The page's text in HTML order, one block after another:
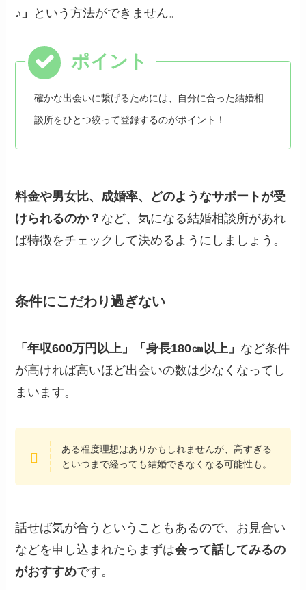
♪」 という方法ができません。
確かな出会いに繋げるためには、自分に合った結婚相
談所をひとつ絞って登録するのがポイント！
料金や男女比、成婚率、どのようなサポートが受
けられるのか？ など、気になる結婚相談所があれ
ば特徴をチェックして決めるようにしましょう。
条件にこだわり過ぎない
「年収600万円以上」「身長180㎝以上」 など条件
が高ければ高いほど出会いの数は少なくなってし
まいます。
ある程度理想はありかもしれませんが、高すぎる
といつまで経っても結婚できなくなる可能性も。
話せば気が合うということもあるので、お見合い
などを申し込まれたらまずは会って話してみるの
がおすすめです。